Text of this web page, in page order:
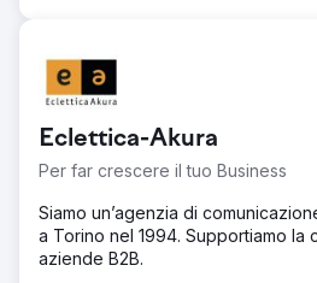
Eclettica-Akura
Per far crescere il tuo Business
Siamo un’agenzia di
a Torino nel 1994. Supportiamo la
aziende B2B.